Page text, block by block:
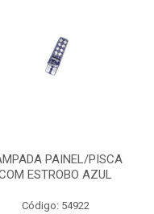
PAINEL/PISCA
ESTROBO AZUL
Código: 54922